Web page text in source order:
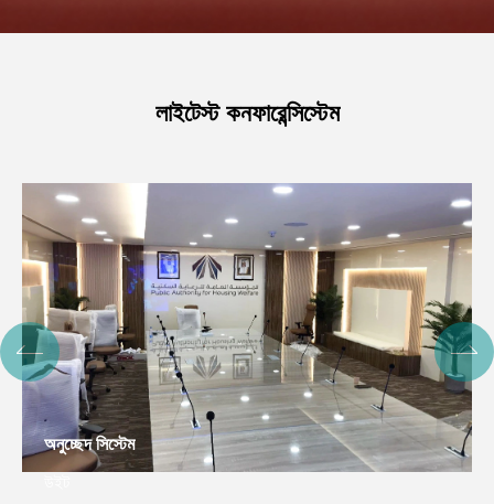
লাইটেস্ট কনফারেন্সিস্টেম
অনুচ্ছেদ সিস্টেম